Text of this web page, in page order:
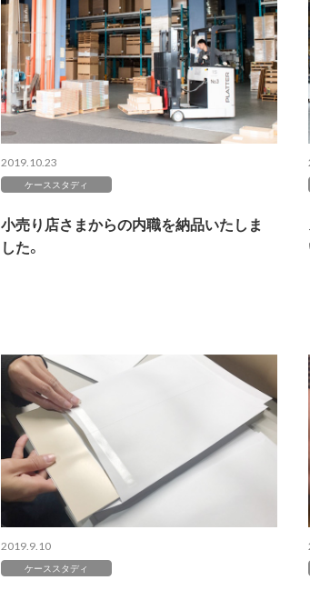
2019.10.23
ケーススタディ
小売り店さまからの内職を納品いたしま
した。
2019.9.10
ケーススタディ